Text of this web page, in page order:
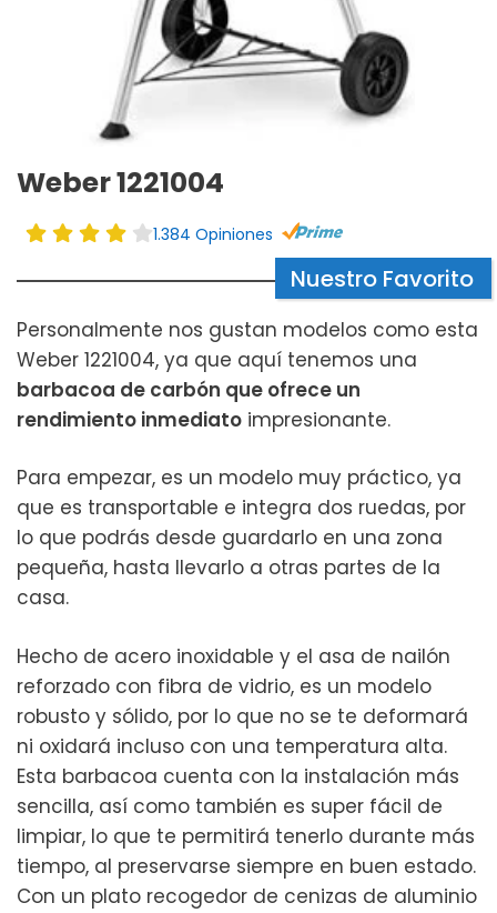
Weber 1221004
1.384 Opiniones
Nuestro Favorito
Personalmente nos gustan modelos como esta
Weber 1221004, ya que aquí tenemos una
barbacoa de carbón que ofrece un
rendimiento inmediato impresionante.
Para empezar, es un modelo muy práctico, ya
que es transportable e integra dos ruedas, por
lo que podrás desde guardarlo en una zona
pequeña, hasta llevarlo a otras partes de la
casa.
Hecho de acero inoxidable y el asa de nailón
reforzado con fibra de vidrio, es un modelo
robusto y sólido, por lo que no se te deformará
ni oxidará incluso con una temperatura alta.
Esta barbacoa cuenta con la instalación más
sencilla, así como también es super fácil de
limpiar, lo que te permitirá tenerlo durante más
tiempo, al preservarse siempre en buen estado.
Con un plato recogedor de cenizas de aluminio